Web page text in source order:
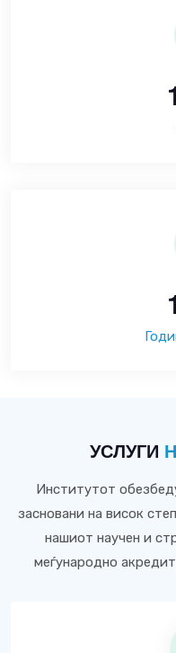
УСЛУГИ
Институтот
засновани на висок
нашиот научен и
меѓународно